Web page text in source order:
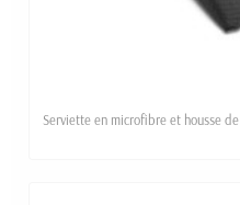
Serviette en microfibre et housse